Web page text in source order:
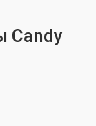
Candy